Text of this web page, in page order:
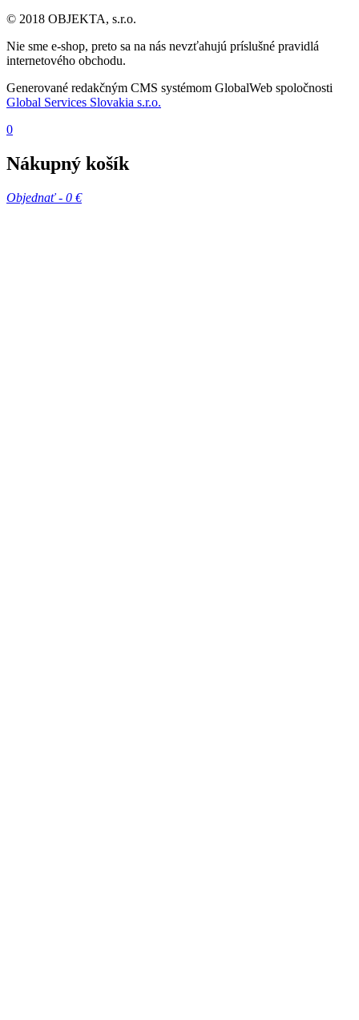
© 2018 OBJEKTA, s.r.o.
Nie sme e-shop, preto sa na nás nevzťahujú príslušné pravidlá
internetového obchodu.
Generované redakčným CMS systémom GlobalWeb spoločnosti
Global Services Slovakia s.r.o.
0
Nákupný košík
Objednať - 0 €